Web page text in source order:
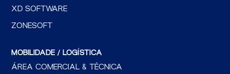
XD SOFTWARE
ZONESOFT
MOBILIDADE / LOGÍSTICA
ÁREA COMERCIAL & TÉCNICA